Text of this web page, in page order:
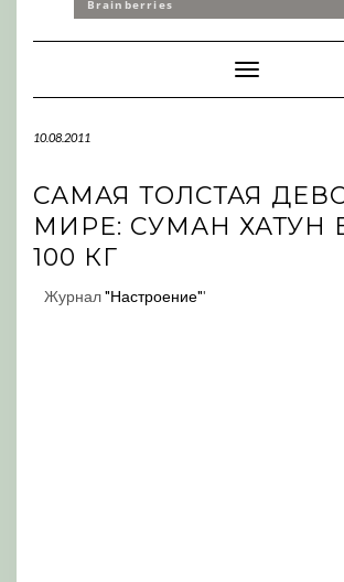
Toggle
Navigation
10.08.2011
САМАЯ ТОЛСТАЯ
МИРЕ: СУМАН ХАТУН
100 КГ
Журнал"Настроение"'